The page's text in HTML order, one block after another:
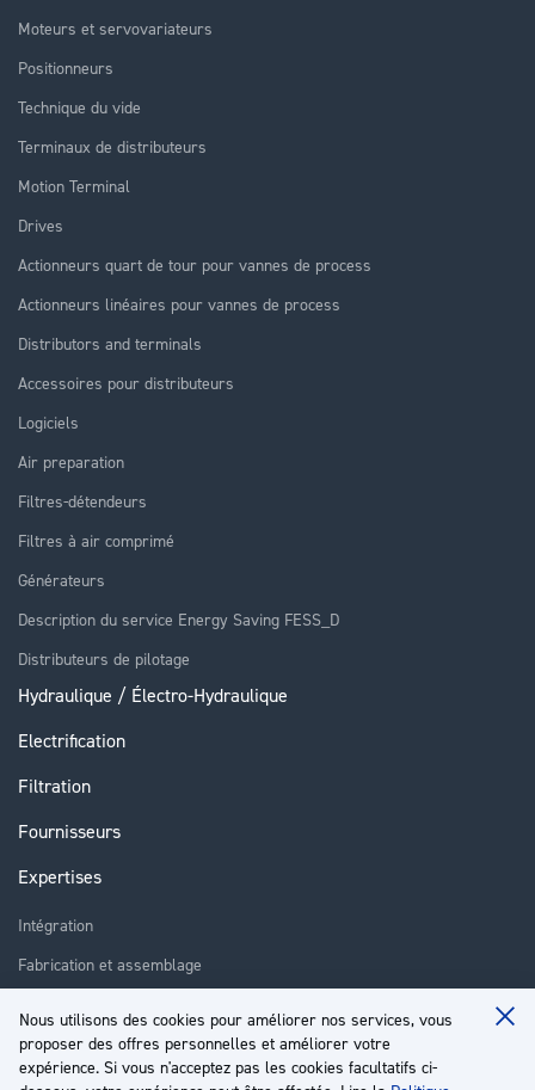
Nous utilisons des cookies pour améliorer nos services, vous
proposer des offres personnelles et améliorer votre
expérience. Si vous n'acceptez pas les cookies facultatifs ci-
Moteurs et servovariateurs
Positionneurs
Technique du vide
Terminaux de distributeurs
Motion Terminal
Drives
Actionneurs quart de tour pour vannes de process
Actionneurs linéaires pour vannes de process
Distributors and terminals
Accessoires pour distributeurs
Logiciels
Air preparation
Filtres-détendeurs
Filtres à air comprimé
Générateurs
Description du service Energy Saving FESS_D
Distributeurs de pilotage
Hydraulique / Électro-Hydraulique
Electrification
Filtration
Fournisseurs
Expertises
Intégration
Fabrication et assemblage
Réparation
Formation